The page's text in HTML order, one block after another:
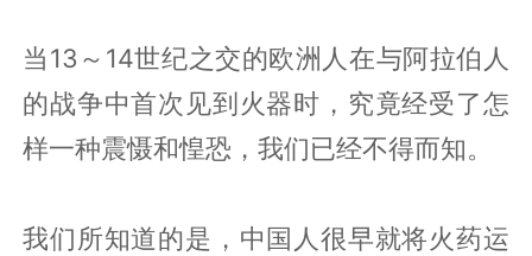
当13～14世纪之交的欧洲人在与阿拉伯人
的战争中首次见到火器时，究竟经受了怎
样一种震慑和惶恐，我们已经不得而知。
我们所知道的是，中国人很早就将火药运